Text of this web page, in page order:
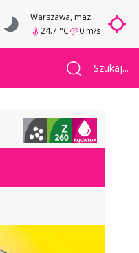
Warszawa, mazowieckie
24.7 °C
0 m/s
Szukaj...